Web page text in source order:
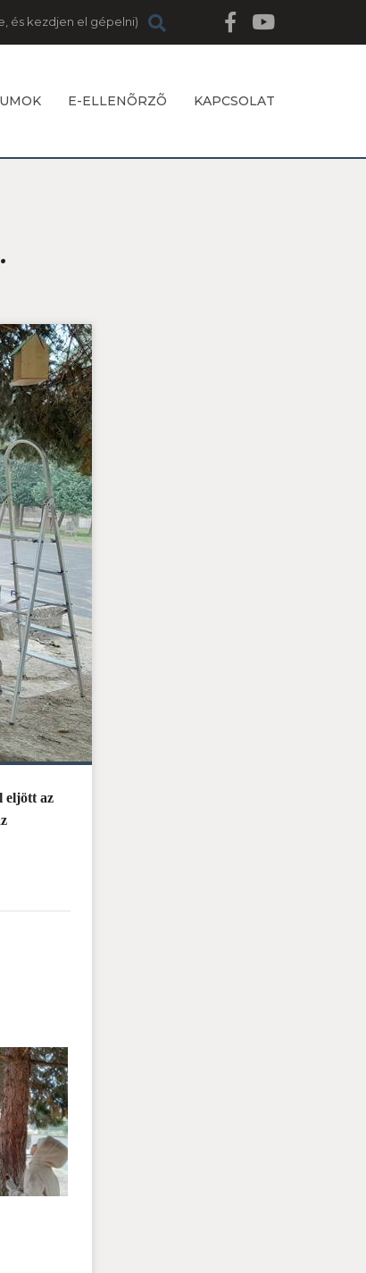
E-ELLENÕRZÕ KAPCSOLAT
eljött az